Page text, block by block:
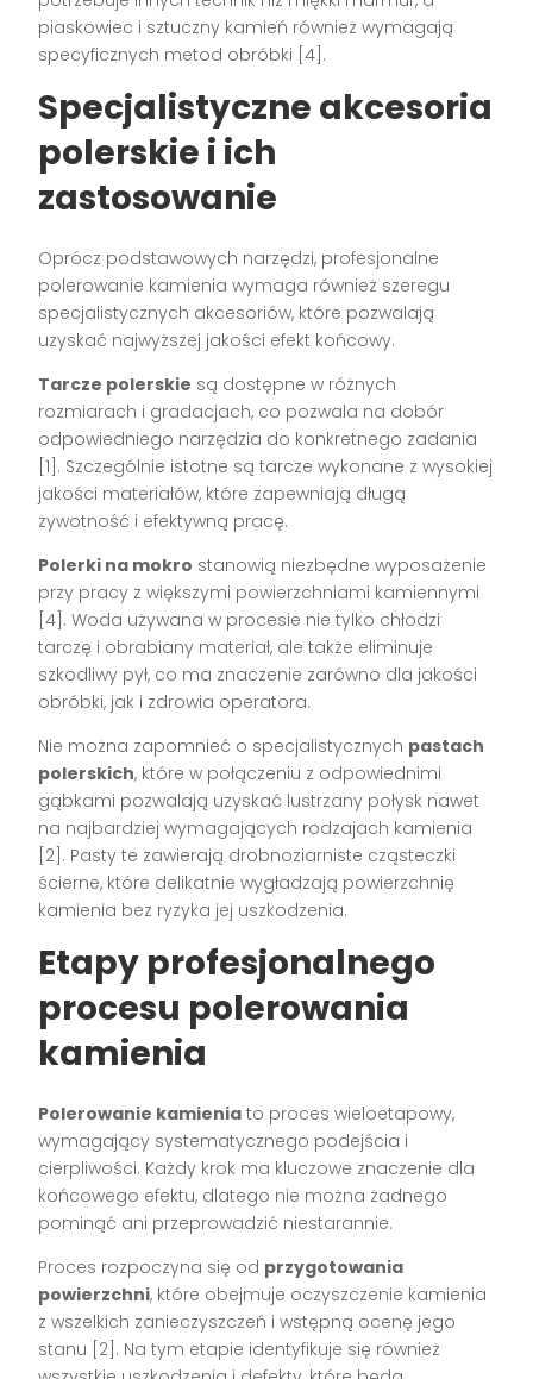
piaskowiec i sztuczny kamień również wymagają
specyficznych metod obróbki [4].
Specjalistyczne akcesoria
polerskie i ich
zastosowanie
Oprócz podstawowych narzędzi, profesjonalne
polerowanie kamienia wymaga również szeregu
specjalistycznych akcesoriów, które pozwalają
uzyskać najwyższej jakości efekt końcowy.
Tarcze polerskie są dostępne w różnych
rozmiarach i gradacjach, co pozwala na dobór
odpowiedniego narzędzia do konkretnego zadania
[1]. Szczególnie istotne są tarcze wykonane z wysokiej
jakości materiałów, które zapewniają długą
żywotność i efektywną pracę.
Polerki na mokro stanowią niezbędne wyposażenie
przy pracy z większymi powierzchniami kamiennymi
[4]. Woda używana w procesie nie tylko chłodzi
tarczę i obrabiany materiał, ale także eliminuje
szkodliwy pył, co ma znaczenie zarówno dla jakości
obróbki, jak i zdrowia operatora.
Nie można zapomnieć o specjalistycznych pastach
polerskich, które w połączeniu z odpowiednimi
gąbkami pozwalają uzyskać lustrzany połysk nawet
na najbardziej wymagających rodzajach kamienia
[2]. Pasty te zawierają drobnoziarniste cząsteczki
ścierne, które delikatnie wygładzają powierzchnię
kamienia bez ryzyka jej uszkodzenia.
Etapy profesjonalnego
procesu polerowania
kamienia
Polerowanie kamienia to proces wieloetapowy,
wymagający systematycznego podejścia i
cierpliwości. Każdy krok ma kluczowe znaczenie dla
końcowego efektu, dlatego nie można żadnego
pominąć ani przeprowadzić niestarannie.
Proces rozpoczyna się od przygotowania
powierzchni, które obejmuje oczyszczenie kamienia
z wszelkich zanieczyszczeń i wstępną ocenę jego
stanu [2]. Na tym etapie identyfikuje się również